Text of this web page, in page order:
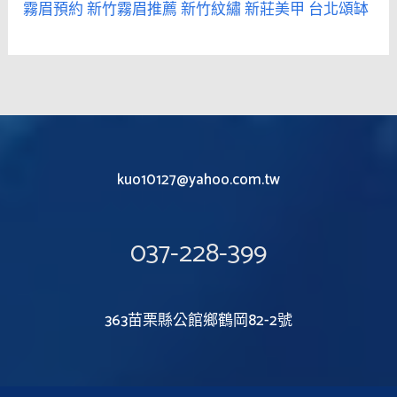
霧眉預約新竹霧眉推薦新竹紋繡新莊美甲 台北頌缽
kuo10127@yahoo.com.tw
037-228-399
363苗栗縣公館鄉鶴岡82-2號